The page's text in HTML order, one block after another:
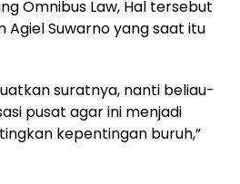
Omnibus Law, Hal tersebut
Agiel Suwarno yang saat itu
suratnya, nanti beliau-
pusat agar ini menjadi
kepentingan buruh,”